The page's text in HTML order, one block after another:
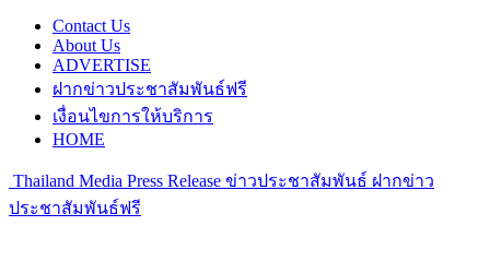
Contact Us
About Us
ADVERTISE
ฝากข่าวประชาสัมพันธ์ฟรี
เงื่อนไขการให้บริการ
HOME
Thailand Media Press Release ข่าวประชาสัมพันธ์ ฝากข่าว
ประชาสัมพันธ์ฟรี